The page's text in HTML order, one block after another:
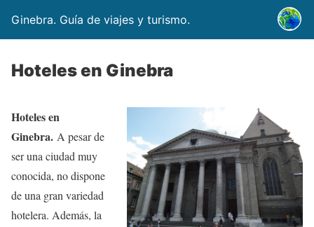
Ginebra. Guía de viajes y turismo.
Hoteles en Ginebra
Hoteles en
Ginebra. A pesar de
ser una ciudad muy
conocida, no dispone
de una gran variedad
hotelera. Además, la